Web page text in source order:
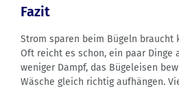
Fazit
Strom sparen beim Bügeln braucht
Oft reicht es schon, ein paar Dinge
weniger Dampf, das Bügeleisen
Wäsche gleich richtig aufhängen.